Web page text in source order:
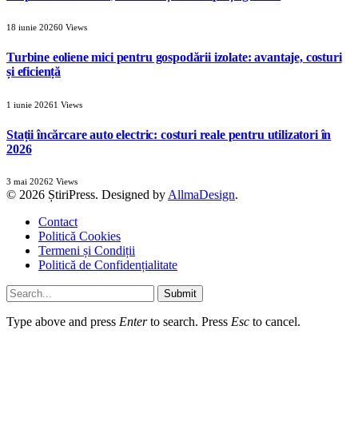
18 iunie 20260 Views
Turbine eoliene mici pentru gospodării izolate: avantaje, costuri
și eficiență
1 iunie 20261 Views
Stații încărcare auto electric: costuri reale pentru utilizatori în
2026
3 mai 20262 Views
© 2026 ȘtiriPress. Designed by AllmaDesign.
Contact
Politică Cookies
Termeni și Condiții
Politică de Confidențialitate
Submit
Type above and press Enterto search. Press Esc to cancel.